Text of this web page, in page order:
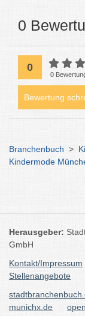
0
0
0
Bewertung
Branchenbuch >
Kindermode
Herausgeber:
GmbH
Kontakt/Impressum
Stellenangebote
munichx.de